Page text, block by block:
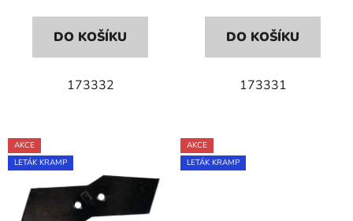
DO KOŠÍKU
173332
DO KOŠÍKU
173331
AKCE
LETÁK KRAMP
AKCE
LETÁK KRAMP